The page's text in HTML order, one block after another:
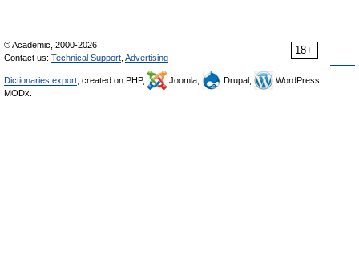
18+
© Academic, 2000-2026
Contact us: Technical Support Advertising
Dictionaries export , created on PHP, Joomla, Drupal,
WordPress,
MODx.